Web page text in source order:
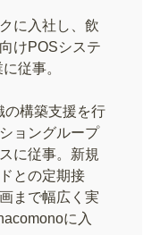
に入社し、飲
けPOSシステ
従事。
の構築支援を行
ョングループ
に従事。新規
との定期接
まで幅広く実
に入